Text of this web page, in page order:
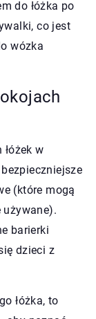
do łóżka po
co jest
wózka
w
(które mogą
używane).
barierki
dzieci z
łóżka, to